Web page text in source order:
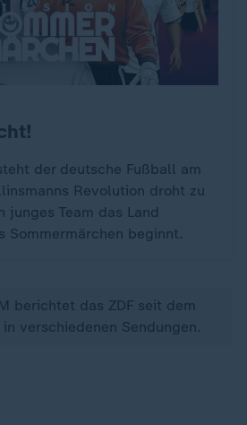
der deutsche Fußball am
Revolution droht zu
junges Team das Land
Sommermärchen beginnt.
berichtet das ZDF seit dem
verschiedenen Sendungen.